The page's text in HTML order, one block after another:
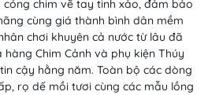
chim vẽ tay tinh xảo, đảm bảo
cùng giá thành bình dân mềm
chơi khuyên cả nước từ lâu đã
Chim Cảnh và phụ kiện Thúy
cậy hằng năm. Toàn bộ các dòng
rọ dế mồi tươi cùng các mẫu lồng